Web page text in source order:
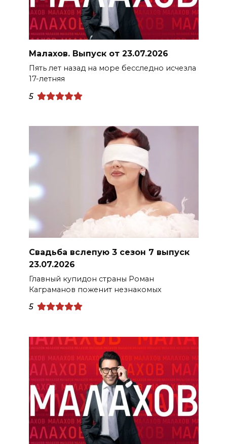
Малахов. Выпуск от 23.07.2026
Пять лет назад на море бесследно исчезла
17-летняя
5
Свадьба вслепую 3 сезон 7 выпуск
23.07.2026
Главный купидон страны Роман
Каграманов поженит незнакомых
5